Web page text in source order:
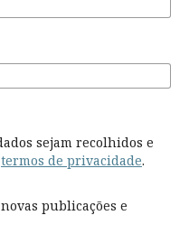
termos de privacidade.